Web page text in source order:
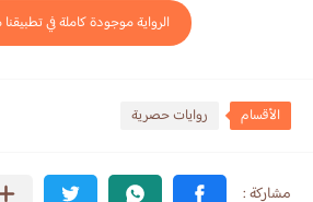
الرواية موجودة كاملة في
الأقسام روايات حصرية